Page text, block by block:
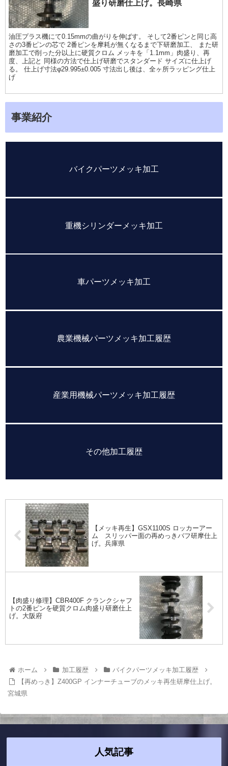
盛り研磨仕上げ。長崎県
油圧プラス機にて0.15mmの曲がりを伸ばす。 そして2番ピンと同じ高
さの3番ピンの芯で 2番ピンを摩耗が無くなるまで下研磨加工、 また研
磨加工で削った分以上に硬質クロム メッキを「1.1mm」肉盛り、再
度、上記と 同様の方法で仕上げ研磨でスタンダード サイズに仕上げ
る。 仕上げ寸法φ29.995±0.005 寸法出し後は、全ヶ所ラッピング仕上
げ
事業紹介
バイクパーツメッキ加工
重機シリンダーメッキ加工
車パーツメッキ加工
農業機械パーツメッキ加工履歴
産業用機械パーツメッキ加工履歴
その他加工履歴
【メッキ再生】GSX1100S ロッカーアー
ム スリッパー面の再めっきバフ研摩仕上
げ。兵庫県
【肉盛り修理】CBR400F クランクシャフ
トの2番ピンを硬質クロム肉盛り研磨仕上
げ。大阪府
ホーム 加工履歴
バイクパーツメッキ加工履歴
【再めっき】Z400GP インナーチューブのメッキ再生研摩仕上げ。
宮城県
人気記事